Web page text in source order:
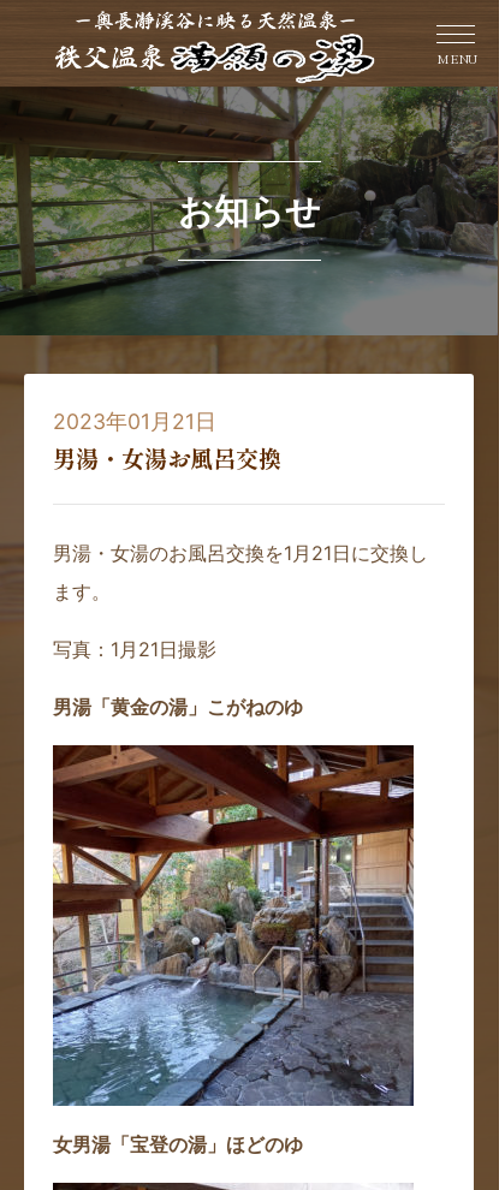
MENU
お知らせ
2023年01月21日
男湯・女湯お風呂交換
男湯・女湯のお風呂交換を1月21日に交換し
ます。
写真：1月21日撮影
男湯「黄金の湯」こがねのゆ
女男湯「宝登の湯」ほどのゆ